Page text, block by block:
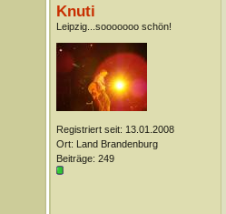
Knuti
Leipzig...sooooooo schön!
Registriert seit: 13.01.2008
Ort: Land Brandenburg
Beiträge: 249